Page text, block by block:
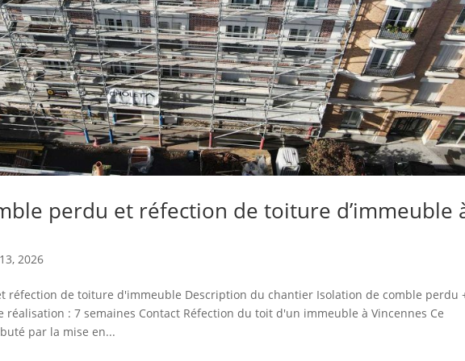
perdu et réfection de toiture d’immeuble
2026
réfection de toiture d'immeuble Description du chantier Isolation de comble perdu
: 7 semaines Contact Réfection du toit d'un immeuble à Vincennes Ce
par la mise en...